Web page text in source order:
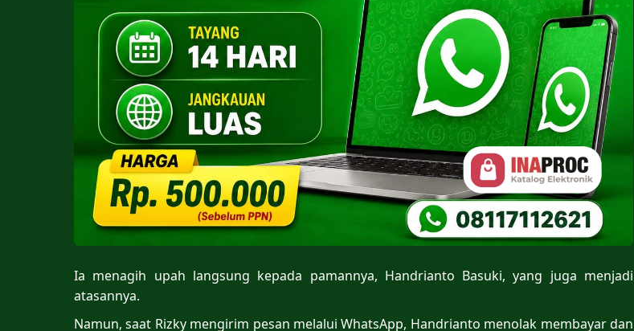
Ia menagih upah langsung kepada pamannya, Handrianto Basuki, yang juga menjadi
atasannya.
Namun, saat Rizky mengirim pesan melalui WhatsApp, Handrianto menolak membayar dan